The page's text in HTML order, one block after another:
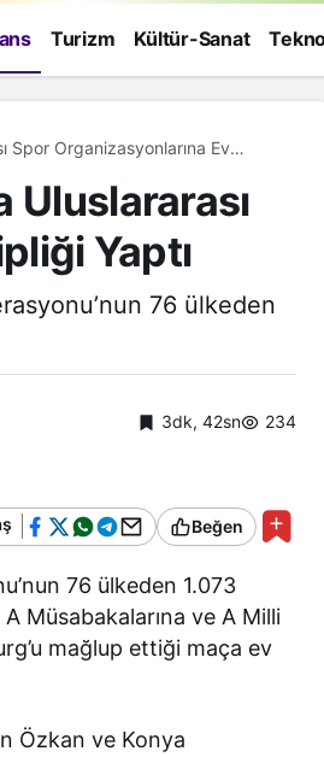
Turizm Kültür-Sanat
Spor Organizasyonlarına Ev
Uluslararası
Yaptı
76 ülkeden
3dk, 42sn 234
Beğen
76 ülkeden 1.073
Müsabakalarına ve A Milli
mağlup ettiği maça ev
Özkan ve Konya
Genel
Haber Türleri Nelerdir?